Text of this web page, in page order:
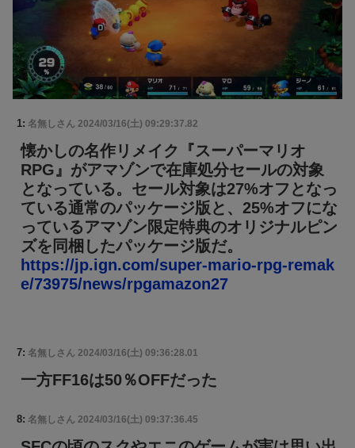
1: 名無しさん 2024/03/16(土) 09:29:37.82
懐かしの名作リメイク『スーパーマリオ
RPG』がアマゾンで在庫処分セールの対象
となっている。セール対象は27%オフとなっ
ている通常のパッケージ版と、25%オフにな
っているアマゾン限定特典のオリジナルピン
ズを同梱したパッケージ版だ。
https://jp.ign.com/super-mario-rpg-remak
e/73975/news/rpgamazon27
7: 名無しさん 2024/03/16(土) 09:36:28.01
一方FF16は50％OFFだった
8: 名無しさん 2024/03/16(土) 09:37:36.45